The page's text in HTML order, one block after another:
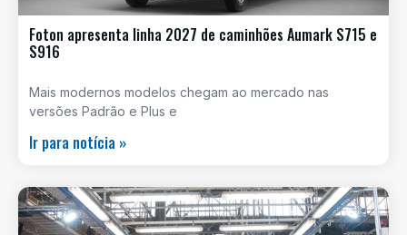
Foton apresenta linha 2027 de caminhões Aumark S715 e
S916
Mais modernos modelos chegam ao mercado nas
versões Padrão e Plus e
Ir para notícia »